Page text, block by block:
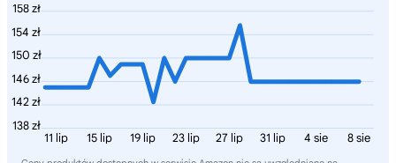
158 zł
154 zł
150 zł
146 zł
142 zł
138 zł
8 sie
4 sie
31 lip
27 lip
23 lip
19 lip
15 lip
11 lip